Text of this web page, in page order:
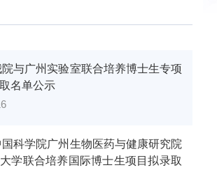
与广州实验室联合培养博士生专项
名单公示
科学院广州生物医药与健康研究院
学联合培养国际博士生项目拟录取